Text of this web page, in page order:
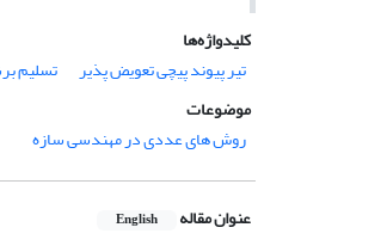
کلیدواژه‌ها
تیر پیوند پیچی تعویض پذیر
تسلیم
موضوعات
روش های عددی در مهندسی سازه
عنوان مقاله English